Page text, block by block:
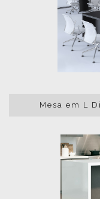
Mesa em L